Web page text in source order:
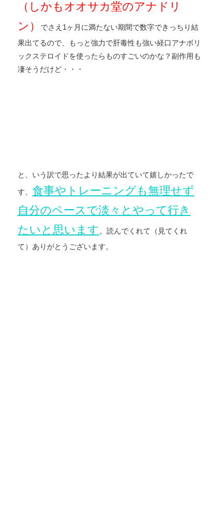
（しかもオオサカ堂のアナドリ
ン）
でさえ1ヶ月に満たない期間で数字できっちり結
果出てるので、もっと強力で肝毒性も強い経口アナボリ
ックステロイドを使ったらものすごいのかな？副作用も
凄そうだけど・・・
と、いう訳で思ったより結果が出ていて嬉しかったで
す、 食事やトレーニングも無理せず
自分のペースで淡々とやって行き
たいと思います 。読んでくれて（見てくれ
て）ありがとうございます。